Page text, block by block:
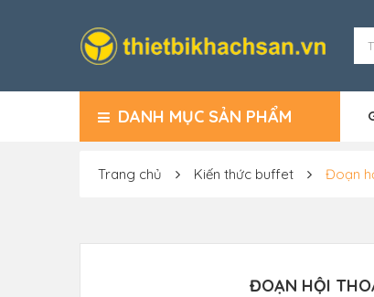
DANH MỤC SẢN PHẨM
Trang chủ Kiến thức buffet Đoạn
ĐOẠN HỘI